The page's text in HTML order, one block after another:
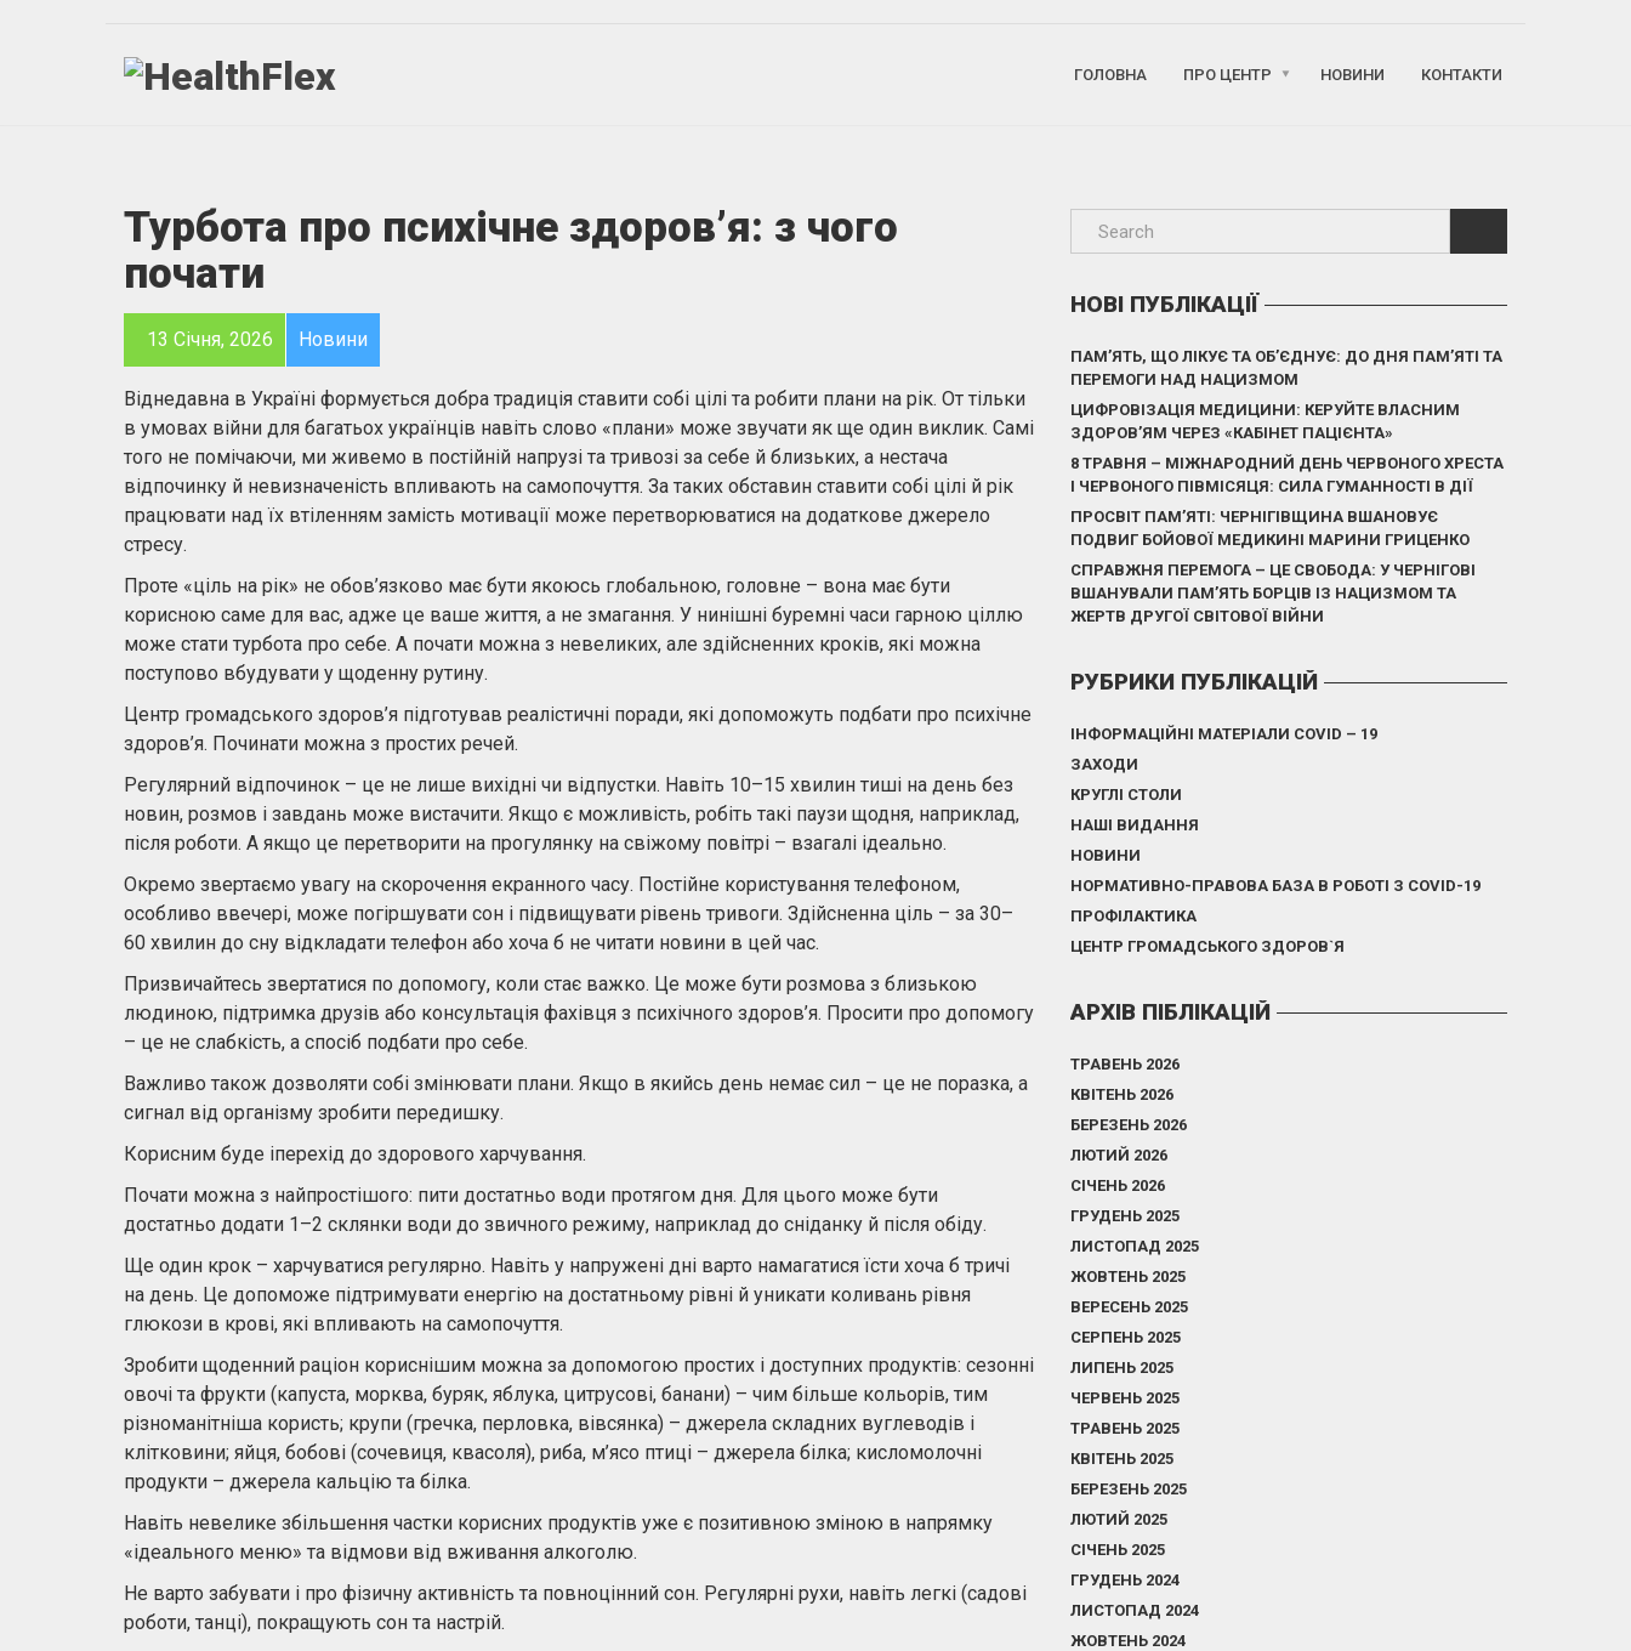
ГОЛОВНА ПРО ЦЕНТР НОВИНИ КОНТАКТИ
Турбота про психічне здоров’я: з чого
почати
13 Січня, 2026 Новини
Віднедавна в Україні формується добра традиція ставити собі цілі та робити плани на рік. От тільки
в умовах війни для багатьох українців навіть слово «плани» може звучати як ще один виклик. Самі
того не помічаючи, ми живемо в постійній напрузі та тривозі за себе й близьких, а нестача
відпочинку й невизначеність впливають на самопочуття. За таких обставин ставити собі цілі й рік
працювати над їх втіленням замість мотивації може перетворюватися на додаткове джерело
стресу.
Проте «ціль на рік» не обов’язково має бути якоюсь глобальною, головне – вона має бути
корисною саме для вас, адже це ваше життя, а не змагання. У нинішні буремні часи гарною ціллю
може стати турбота про себе. А почати можна з невеликих, але здійсненних кроків, які можна
поступово вбудувати у щоденну рутину.
Центр громадського здоров’я підготував реалістичні поради, які допоможуть подбати про психічне
здоров’я. Починати можна з простих речей.
Регулярний відпочинок – це не лише вихідні чи відпустки. Навіть 10–15 хвилин тиші на день без
новин, розмов і завдань може вистачити. Якщо є можливість, робіть такі паузи щодня, наприклад,
після роботи. А якщо це перетворити на прогулянку на свіжому повітрі – взагалі ідеально.
Окремо звертаємо увагу на скорочення екранного часу. Постійне користування телефоном,
особливо ввечері, може погіршувати сон і підвищувати рівень тривоги. Здійсненна ціль – за 30–
60 хвилин до сну відкладати телефон або хоча б не читати новини в цей час.
Призвичайтесь звертатися по допомогу, коли стає важко. Це може бути розмова з близькою
людиною, підтримка друзів або консультація фахівця з психічного здоров’я. Просити про допомогу
– це не слабкість, а спосіб подбати про себе.
Важливо також дозволяти собі змінювати плани. Якщо в якийсь день немає сил – це не поразка, а
сигнал від організму зробити передишку.
Корисним буде іперехід до здорового харчування.
Почати можна з найпростішого: пити достатньо води протягом дня. Для цього може бути
достатньо додати 1–2 склянки води до звичного режиму, наприклад до сніданку й після обіду.
Ще один крок – харчуватися регулярно. Навіть у напружені дні варто намагатися їсти хоча б тричі
на день. Це допоможе підтримувати енергію на достатньому рівні й уникати коливань рівня
глюкози в крові, які впливають на самопочуття.
Зробити щоденний раціон кориснішим можна за допомогою простих і доступних продуктів: сезонні
овочі та фрукти (капуста, морква, буряк, яблука, цитрусові, банани) – чим більше кольорів, тим
різноманітніша користь; крупи (гречка, перловка, вівсянка) – джерела складних вуглеводів і
клітковини; яйця, бобові (сочевиця, квасоля), риба, м’ясо птиці – джерела білка; кисломолочні
продукти – джерела кальцію та білка.
Навіть невелике збільшення частки корисних продуктів уже є позитивною зміною в напрямку
«ідеального меню» та відмови від вживання алкоголю.
Не варто забувати і про фізичну активність та повноцінний сон. Регулярні рухи, навіть легкі (садові
роботи, танці), покращують сон та настрій.
НОВІ ПУБЛІКАЦІЇ
ПАМ’ЯТЬ, ЩО ЛІКУЄ ТА ОБ’ЄДНУЄ: ДО ДНЯ ПАМ’ЯТІ ТА
ПЕРЕМОГИ НАД НАЦИЗМОМ
ЦИФРОВІЗАЦІЯ МЕДИЦИНИ: КЕРУЙТЕ ВЛАСНИМ
ЗДОРОВ’ЯМ ЧЕРЕЗ «КАБІНЕТ ПАЦІЄНТА»
8 ТРАВНЯ – МІЖНАРОДНИЙ ДЕНЬ ЧЕРВОНОГО ХРЕСТА
І ЧЕРВОНОГО ПІВМІСЯЦЯ: СИЛА ГУМАННОСТІ В ДІЇ
ПРОСВІТ ПАМ’ЯТІ: ЧЕРНІГІВЩИНА ВШАНОВУЄ
ПОДВИГ БОЙОВОЇ МЕДИКИНІ МАРИНИ ГРИЦЕНКО
СПРАВЖНЯ ПЕРЕМОГА – ЦЕ СВОБОДА: У ЧЕРНІГОВІ
ВШАНУВАЛИ ПАМ’ЯТЬ БОРЦІВ ІЗ НАЦИЗМОМ ТА
ЖЕРТВ ДРУГОЇ СВІТОВОЇ ВІЙНИ
РУБРИКИ ПУБЛІКАЦІЙ
ІНФОРМАЦІЙНІ МАТЕРІАЛИ COVID – 19
ЗАХОДИ
КРУГЛІ СТОЛИ
НАШІ ВИДАННЯ
НОВИНИ
НОРМАТИВНО-ПРАВОВА БАЗА В РОБОТІ З COVID-19
ПРОФІЛАКТИКА
ЦЕНТР ГРОМАДСЬКОГО ЗДОРОВ`Я
АРХІВ ПІБЛІКАЦІЙ
ТРАВЕНЬ 2026
КВІТЕНЬ 2026
БЕРЕЗЕНЬ 2026
ЛЮТИЙ 2026
СІЧЕНЬ 2026
ГРУДЕНЬ 2025
ЛИСТОПАД 2025
ЖОВТЕНЬ 2025
ВЕРЕСЕНЬ 2025
СЕРПЕНЬ 2025
ЛИПЕНЬ 2025
ЧЕРВЕНЬ 2025
ТРАВЕНЬ 2025
КВІТЕНЬ 2025
БЕРЕЗЕНЬ 2025
ЛЮТИЙ 2025
СІЧЕНЬ 2025
ГРУДЕНЬ 2024
ЛИСТОПАД 2024
ЖОВТЕНЬ 2024